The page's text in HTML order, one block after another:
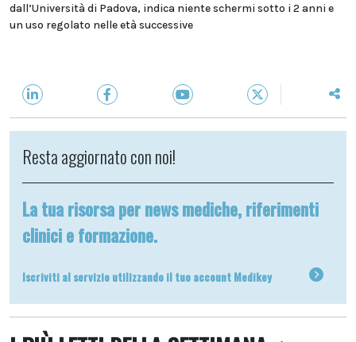
dall’Università di Padova, indica niente schermi sotto i 2 anni e
un uso regolato nelle età successive
Resta aggiornato con noi!
La tua risorsa per news mediche, riferimenti
clinici e formazione.
Iscriviti al servizio utilizzando il tuo account Medikey